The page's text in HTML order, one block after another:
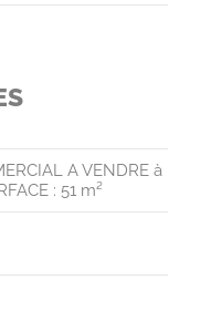
A VENDRE à
: 51 m²